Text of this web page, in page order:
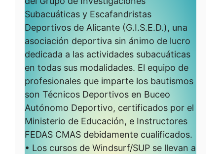
Subacuáticas y Escafandristas
Deportivos de Alicante (G.I.S.E.D.), una
asociación deportiva sin ánimo de lucro
dedicada a las actividades subacuáticas
en todas sus modalidades. El equipo de
profesionales que imparte los bautismos
son Técnicos Deportivos en Buceo
Autónomo Deportivo, certificados por el
Ministerio de Educación, e Instructores
FEDAS CMAS debidamente cualificados.
• Los cursos de Windsurf/SUP se llevan a